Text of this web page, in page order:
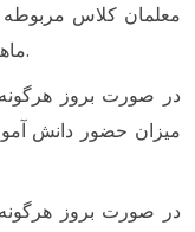
معلمان کلاس مربوطه
ماهانه و سالانه دانش آموزان استفاده کنند.
در صورت بروز
میزان حضور دانش
در صورت بروز